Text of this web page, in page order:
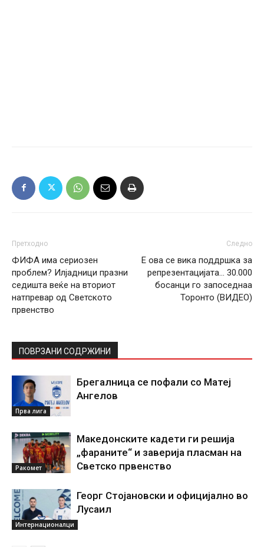
Претходно
ФИФА има сериозен
проблем? Илјадници празни
седишта веќе на вториот
натпревар од Светското
првенство
Следно
Е ова се вика поддршка за
репрезентацијата… 30.000
босанци го запоседнаа
Торонто (ВИДЕО)
ПОВРЗАНИ СОДРЖИНИ
Прва лига
Брегалница се пофали со Матеј
Ангелов
Ракомет
Македонските кадети ги решија
„фараните“ и заверија пласман на
Светско првенство
Интернационалци
Георг Стојановски и официјално во
Лусаил